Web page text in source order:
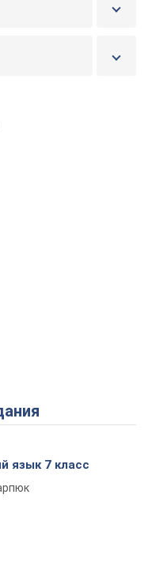
язык 7 класс